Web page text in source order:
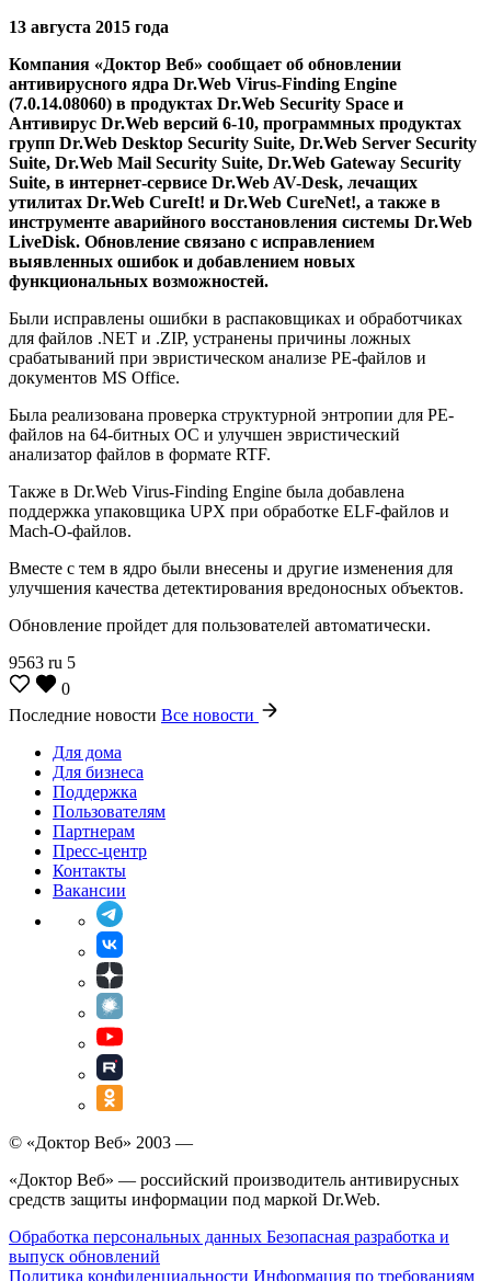
13 августа 2015 года
Компания «Доктор Веб» сообщает об обновлении
антивирусного ядра Dr.Web Virus-Finding Engine
(7.0.14.08060) в продуктах Dr.Web Security Space и
Антивирус Dr.Web версий 6-10, программных продуктах
групп Dr.Web Desktop Security Suite, Dr.Web Server Security
Suite, Dr.Web Mail Security Suite, Dr.Web Gateway Security
Suite, в интернет-сервисе Dr.Web AV-Desk, лечащих
утилитах Dr.Web CureIt! и Dr.Web CureNet!, а также в
инструменте аварийного восстановления системы Dr.Web
LiveDisk. Обновление связано с исправлением
выявленных ошибок и добавлением новых
функциональных возможностей.
Были исправлены ошибки в распаковщиках и обработчиках
для файлов .NET и .ZIP, устранены причины ложных
срабатываний при эвристическом анализе PE-файлов и
документов MS Office.
Была реализована проверка структурной энтропии для PE-
файлов на 64-битных ОС и улучшен эвристический
анализатор файлов в формате RTF.
Также в Dr.Web Virus-Finding Engine была добавлена
поддержка упаковщика UPX при обработке ELF-файлов и
Mach-O-файлов.
Вместе с тем в ядро были внесены и другие изменения для
улучшения качества детектирования вредоносных объектов.
Обновление пройдет для пользователей автоматически.
9563 ru 5
0
Последние новости Все новости
Для дома
Для бизнеса
Поддержка
Пользователям
Партнерам
Пресс-центр
Контакты
Вакансии
© «Доктор Веб» 2003 —
«Доктор Веб» — российский производитель антивирусных
средств защиты информации под маркой Dr.Web.
Обработка персональных данных Безопасная разработка и
выпуск обновлений
Политика конфиденциальности Информация по требованиям